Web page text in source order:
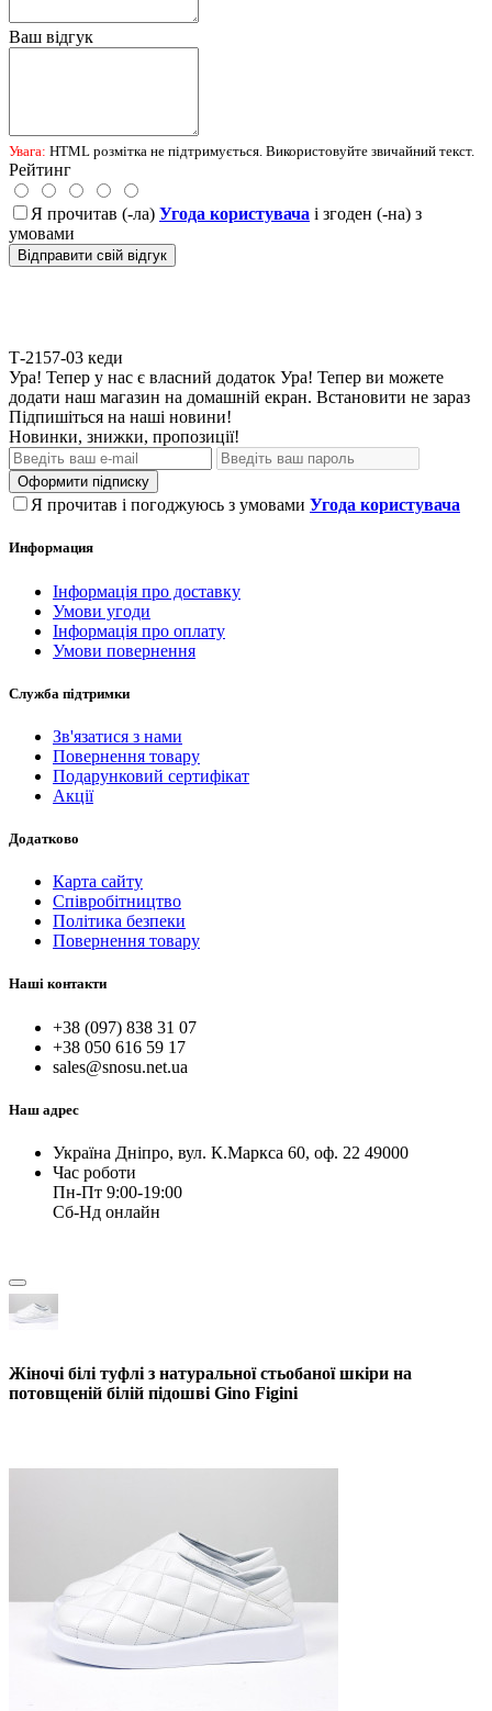
Ваш відгук
Увага: HTML розмітка не підтримується. Використовуйте звичайний текст.
Рейтинг
Я прочитав (-ла) Угода користувача і згоден (-на) з
умовами
Відправити свій відгук
Т-2157-03 кеди
Ура! Тепер у нас є власний додаток Ура! Тепер ви можете
додати наш магазин на домашній екран. Встановити не зараз
Підпишіться на наші новини!
Новинки, знижки, пропозиції!
Оформити підписку
Я прочитав і погоджуюсь з умовами Угода користувача
Информация
Інформація про доставку
Умови угоди
Інформація про оплату
Умови повернення
Служба підтримки
Зв'язатися з нами
Повернення товару
Подарунковий сертифікат
Акції
Додатково
Карта сайту
Співробітництво
Політика безпеки
Повернення товару
Наші контакти
+38 (097) 838 31 07
+38 050 616 59 17
sales@snosu.net.ua
Наш адрес
Україна Дніпро, вул. К.Маркса 60, оф. 22 49000
Час роботи
Пн-Пт 9:00-19:00
Сб-Нд онлайн
Жіночі білі туфлі з натуральної стьобаної шкіри на
потовщеній білій підошві Gino Figini